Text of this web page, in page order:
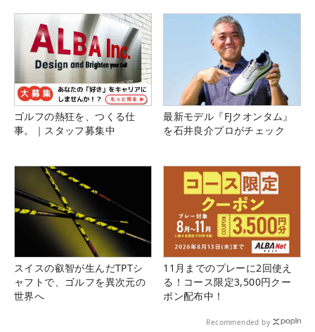
ゴルフの熱狂を、つくる仕
事。｜スタッフ募集中
最新モデル『FJクオンタム』
を石井良介プロがチェック
スイスの叡智が生んだTPTシ
ャフトで、ゴルフを異次元の
世界へ
11月までのプレーに2回使え
る！コース限定3,500円クー
ポン配布中！
Recommended by